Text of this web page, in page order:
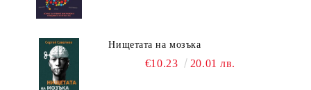
Нищетата на мозъка
€10.23 20.01 лв.